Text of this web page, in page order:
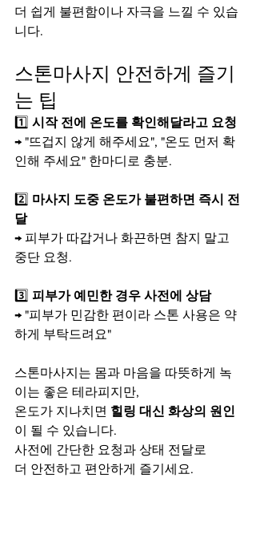
더 쉽게 불편함이나 자극을 느낄 수 있습
니다.
스톤마사지 안전하게 즐기
는 팁
1️⃣ 시작 전에 온도를 확인해달라고 요청
→ "뜨겁지 않게 해주세요", "온도 먼저 확
인해 주세요" 한마디로 충분.
2️⃣ 마사지 도중 온도가 불편하면 즉시 전
달
→ 피부가 따갑거나 화끈하면 참지 말고
중단 요청.
3️⃣ 피부가 예민한 경우 사전에 상담
→ "피부가 민감한 편이라 스톤 사용은 약
하게 부탁드려요"
스톤마사지는 몸과 마음을 따뜻하게 녹
이는 좋은 테라피지만,
온도가 지나치면 힐링 대신 화상의 원인
이 될 수 있습니다.
사전에 간단한 요청과 상태 전달로
더 안전하고 편안하게 즐기세요.